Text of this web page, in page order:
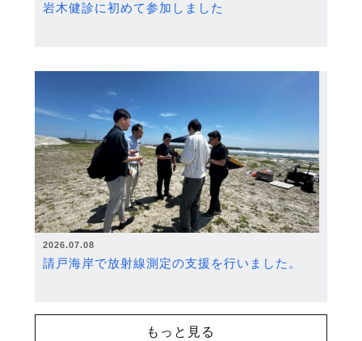
岩木健診に初めて参加しました
2026.07.08
請戸海岸で放射線測定の支援を行いました。
もっと見る